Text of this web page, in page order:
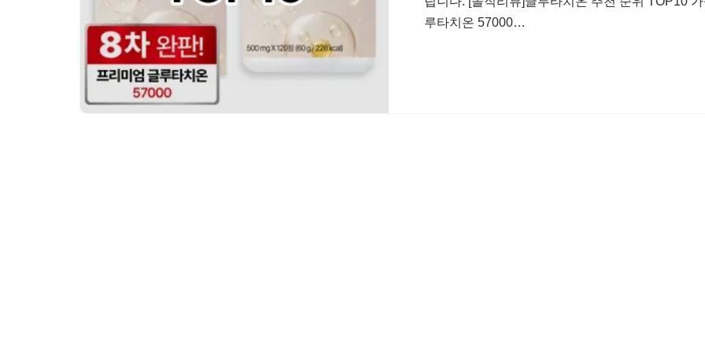
루타치온 57000…